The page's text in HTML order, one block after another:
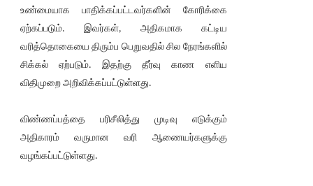
உண்மையாக பாதிக்கப்பட்டவர்களின் கோரிக்கை
ஏற்கப்படும். இவர்கள், அதிகமாக கட்டிய
வரித்தொகையை திரும்ப பெறுவதில் சில நேரங்களில்
சிக்கல் ஏற்படும். இதற்கு தீர்வு காண எளிய
விதிமுறை அறிவிக்கப்பட்டுள்ளது.
விண்ணப்பத்தை பரிசீலித்து முடிவு எடுக்கும்
அதிகாரம் வருமான வரி ஆணையர்களுக்கு
வழங்கப்பட்டுள்ளது.